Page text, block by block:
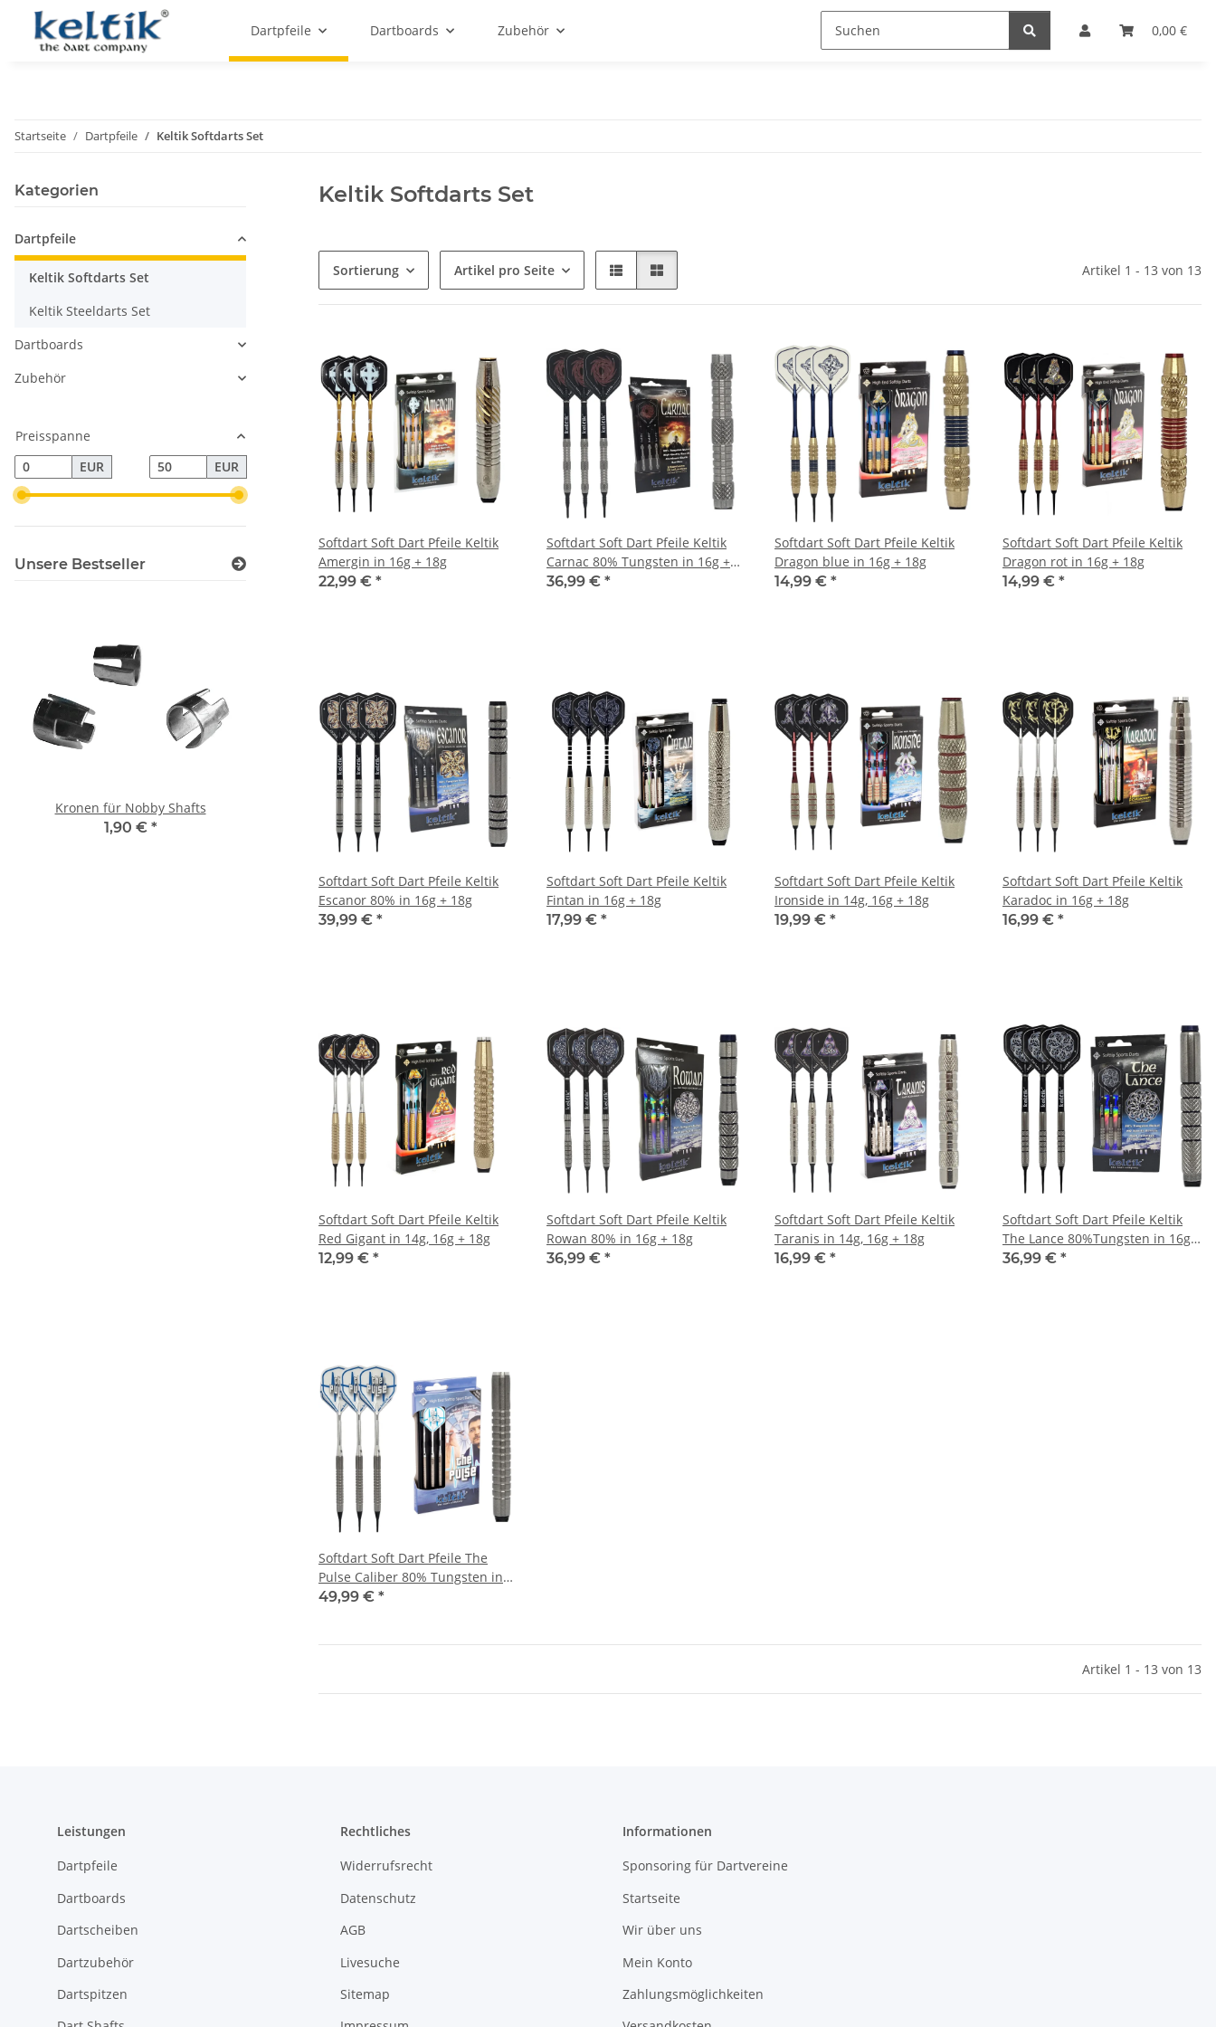
0,00 €
Dartpfeile Dartboards Zubehör
Startseite Dartpfeile Keltik Softdarts Set
Keltik Softdarts Set
Sortierung Artikel pro Seite Artikel 1 - 13 von 13
Softdart Soft Dart Pfeile Keltik
Amergin in 16g + 18g
22,99 € *
Softdart Soft Dart Pfeile Keltik
Carnac 80% Tungsten in 16g +
18g
36,99 € *
Softdart Soft Dart Pfeile Keltik
Dragon blue in 16g + 18g
14,99 € *
Softdart Soft Dart Pfeile Keltik
Dragon rot in 16g + 18g
14,99 € *
Softdart Soft Dart Pfeile Keltik
Escanor 80% in 16g + 18g
39,99 € *
Softdart Soft Dart Pfeile Keltik
Fintan in 16g + 18g
17,99 € *
Softdart Soft Dart Pfeile Keltik
Ironside in 14g, 16g + 18g
19,99 € *
Softdart Soft Dart Pfeile Keltik
Karadoc in 16g + 18g
16,99 € *
Softdart Soft Dart Pfeile Keltik
Red Gigant in 14g, 16g + 18g
12,99 € *
Softdart Soft Dart Pfeile Keltik
Rowan 80% in 16g + 18g
36,99 € *
Softdart Soft Dart Pfeile Keltik
Taranis in 14g, 16g + 18g
16,99 € *
Softdart Soft Dart Pfeile Keltik
The Lance 80%Tungsten in 16g +
18g
36,99 € *
Softdart Soft Dart Pfeile The
Pulse Caliber 80% Tungsten in
16g + 18g
49,99 € *
Artikel 1 - 13 von 13
Kategorien
Dartpfeile
Keltik Softdarts Set
Keltik Steeldarts Set
Dartboards
Zubehör
Preisspanne
EUR
EUR
Unsere Bestseller
Kronen für Nobby Shafts
1,90 € *
Leistungen
Dartpfeile
Dartboards
Dartscheiben
Dartzubehör
Dartspitzen
Rechtliches
Widerrufsrecht
Datenschutz
AGB
Livesuche
Sitemap
Informationen
Sponsoring für Dartvereine
Startseite
Wir über uns
Mein Konto
Zahlungsmöglichkeiten